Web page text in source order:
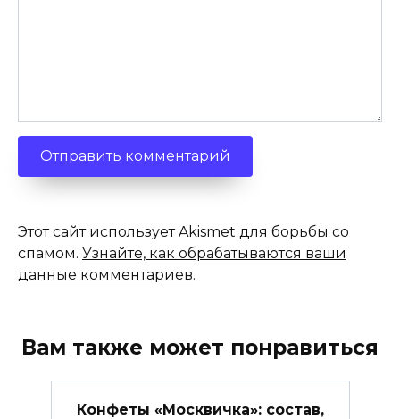
Этот сайт использует Akismet для борьбы со
спамом. Узнайте, как обрабатываются ваши
данные комментариев.
Вам также может понравиться
Конфеты «Москвичка»: состав,